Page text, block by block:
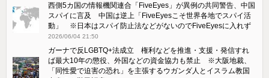
西側5カ国の情報機関連合「FiveEyes」が異例の共同警告、中国
スパイに言及 中国は逆上「FiveEyesこそ世界各地でスパイ活
動」 ※日本はスパイ防止法などがないのでFiveEyesに入れず
2026/06/04 21:50
ガーナで反LGBTQ+法成立 権利などを推進・支援・発信すれ
ば最大10年の懲役、外国などの資金協力も禁止 ※大阪地裁、
「同性愛で迫害の恐れ」を主張するウガンダ人とイスラム教国